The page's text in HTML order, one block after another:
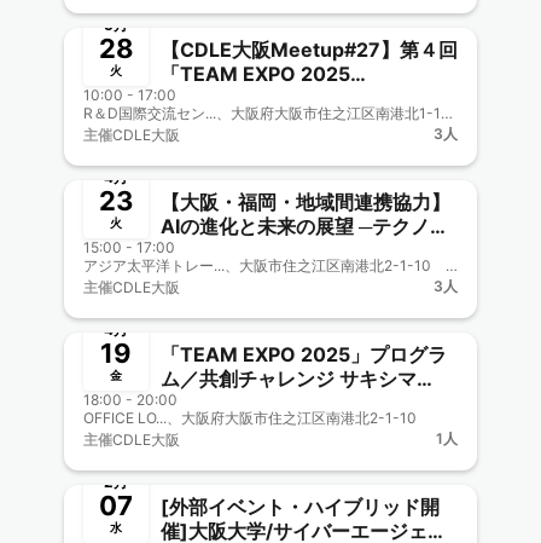
5月
28
火
【CDLE大阪Meetup#27】第４回
「TEAM EXPO 2025
MEETING」ブース出展！
10:00 - 17:00
R＆D国際交流セン...、大阪府大阪市住之江区南港北1-12-75 R＆D国際交流センターA棟 2階
主催CDLE大阪 3人
終了
4月
23
火
【大阪・福岡・地域間連携協力】
AIの進化と未来の展望 ─テクノロ
ジーがもたらす社会への変革─
【CDLE大阪Meetup#26】
15:00 - 17:00
アジア太平洋トレー...、大阪市住之江区南港北2-1-10 アジア太平洋トレードセンター（ATC）内 ITM棟6階
主催CDLE大阪 3人
終了
4月
19
金
「TEAM EXPO 2025」プログラ
ム／共創チャレンジ サキシマ
meets！に参加しよう【CDLE大
阪Meetup#25】
18:00 - 20:00
OFFICE LO...、大阪府大阪市住之江区南港北2-1-10
主催CDLE大阪 1人
終了
2月
07
水
[外部イベント・ハイブリッド開
催]大阪大学/サイバーエージェン